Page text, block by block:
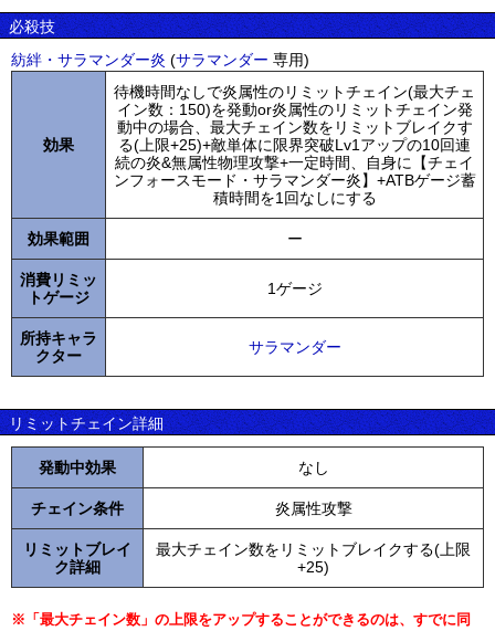
必殺技
紡絆・サラマンダー炎 (サラマンダー 専用)
効果
待機時間なしで炎属性のリミットチェイン(最大チェ
イン数：150)を発動or炎属性のリミットチェイン発
動中の場合、最大チェイン数をリミットブレイクす
る(上限+25)+敵単体に限界突破Lv1アップの10回連
続の炎&無属性物理攻撃+一定時間、自身に【チェイ
ンフォースモード・サラマンダー炎】+ATBゲージ蓄
積時間を1回なしにする
効果範囲 ー
消費リミッ
トゲージ
1ゲージ
所持キャラ
クター
サラマンダー
リミットチェイン詳細
発動中効果 なし
チェイン条件 炎属性攻撃
リミットブレイ
ク詳細
最大チェイン数をリミットブレイクする(上限
+25)
※「最大チェイン数」の上限をアップすることができるのは、すでに同